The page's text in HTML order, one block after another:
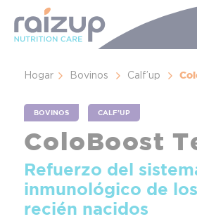
Hogar Bovinos Calf’up
BOVINOS CALF’UP
ColoBoost
Refuerzo del
inmunológico de
recién nacidos